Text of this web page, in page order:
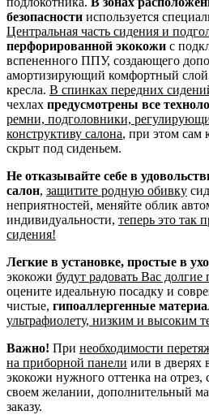
безопасности используется
Центральная часть сидения и
перфорированной экокожи с
вспененного ППУ, создающего
амортизирующий комфортный
кресла. В спинках передних
чехлах предусмотрены все
ремни, подголовники,
конструктиву салона, при этом сам
скрыт под сиденьем.
Не отказывайте себе в
салон, защитите родную обивку
неприятностей, меняйте облик
индивидуальности, теперь это так
сидения!
Легкие в установке, простые в
экокожи будут радовать Вас долгие
оцените идеальную посадку и
чистые, гипоаллергенные
ультрафиолету, низким и высоким
Важно! При необходимости
на приборной панели или в дверях
экокожи нужного оттенка на
своем желании, дополнительный
заказу.